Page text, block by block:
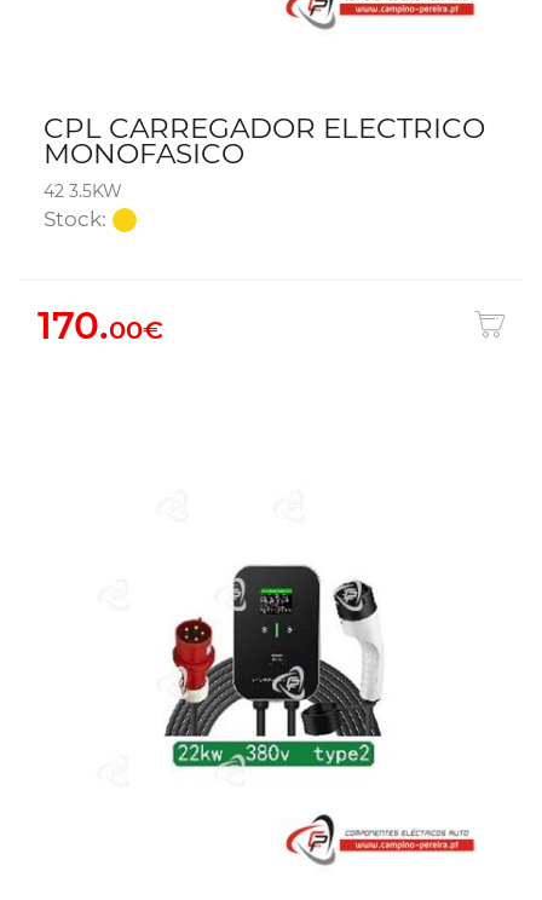
CPL CARREGADOR ELECTRICO
MONOFASICO
42 3.5KW
Stock:
170.00€